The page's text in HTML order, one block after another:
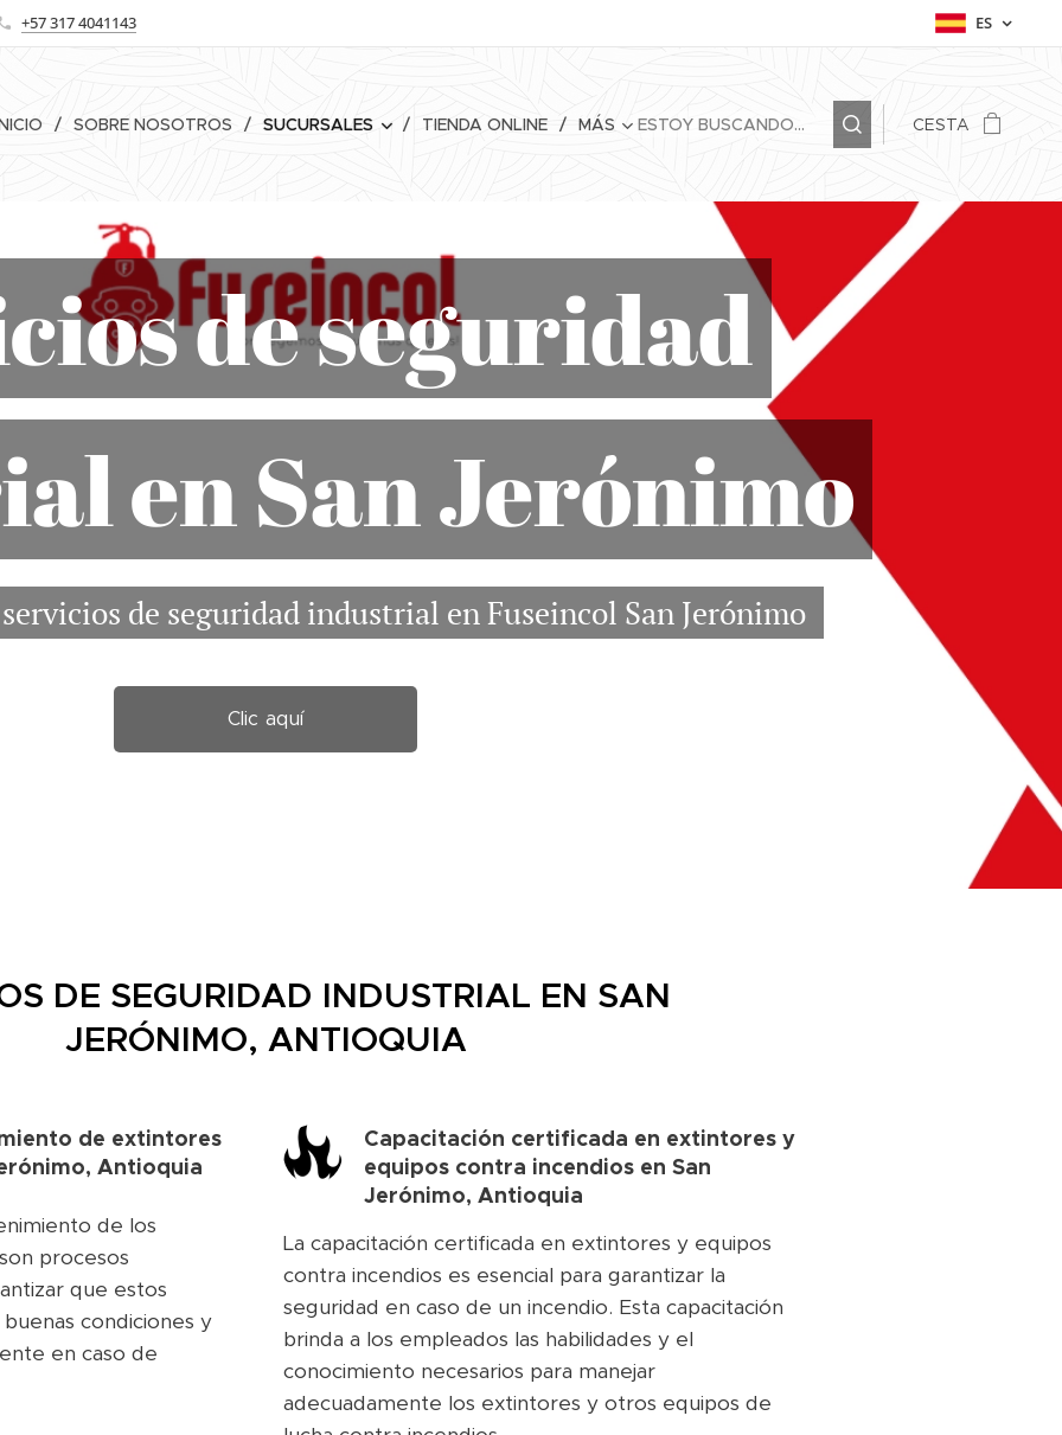
+57 317 4041143 ES
SOBRE NOSOTROS SUCURSALES TIENDA ONLINE MÁS CESTA
de seguridad
en San Jerónimo
de seguridad industrial en Fuseincol San Jerónimo
Clic aquí
DE SEGURIDAD INDUSTRIAL EN SAN
JERÓNIMO, ANTIOQUIA
de extintores
Antioquia
de los
procesos
que estos
condiciones y
en caso de
Capacitación certificada en extintores y
equipos contra incendios en San
Jerónimo, Antioquia
La capacitación certificada en extintores y equipos
contra incendios es esencial para garantizar la
seguridad en caso de un incendio. Esta capacitación
brinda a los empleados las habilidades y el
conocimiento necesarios para manejar
adecuadamente los extintores y otros equipos de